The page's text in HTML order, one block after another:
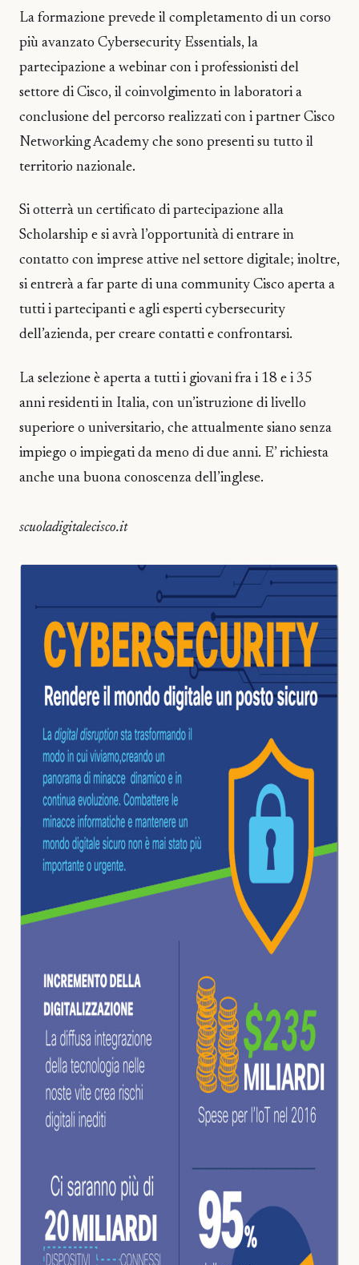
La formazione prevede il completamento di un corso
più avanzato Cybersecurity Essentials, la
partecipazione a webinar con i professionisti del
settore di Cisco, il coinvolgimento in laboratori a
conclusione del percorso realizzati con i partner Cisco
Networking Academy che sono presenti su tutto il
territorio nazionale.
Si otterrà un certificato di partecipazione alla
Scholarship e si avrà l’opportunità di entrare in
contatto con imprese attive nel settore digitale; inoltre,
si entrerà a far parte di una community Cisco aperta a
tutti i partecipanti e agli esperti cybersecurity
dell’azienda, per creare contatti e confrontarsi.
La selezione è aperta a tutti i giovani fra i 18 e i 35
anni residenti in Italia, con un’istruzione di livello
superiore o universitario, che attualmente siano senza
impiego o impiegati da meno di due anni. E’ richiesta
anche una buona conoscenza dell’inglese.
scuoladigitalecisco.it